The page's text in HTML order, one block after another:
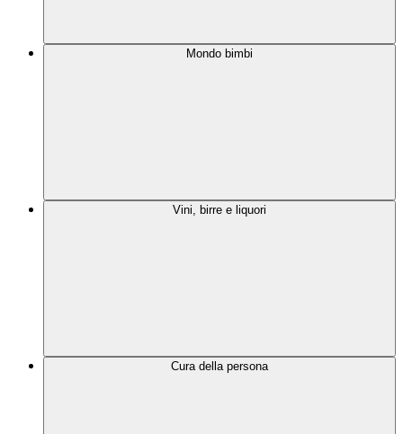
Mondo bimbi
Vini, birre e liquori
Cura della persona